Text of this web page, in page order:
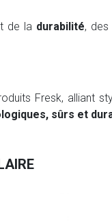
de la durabilité, des
Fresk, alliant
sûrs et